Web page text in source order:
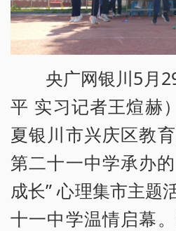
央广网银川5月
平 实习记者王煊赫
夏银川市兴庆区教
第二十一中学承办
成长” 心理集市主题
十一中学温情启幕。